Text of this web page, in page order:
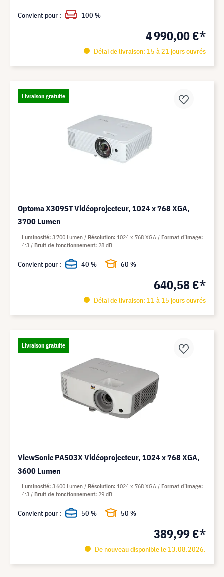
4 990,00 €*
Délai de livraison: 15 à 21 jours ouvrés
Convient pour : 100 %
Livraison gratuite
Optoma X309ST Vidéoprojecteur, 1024 x 768 XGA,
3700 Lumen
640,58 €*
Délai de livraison: 11 à 15 jours ouvrés
Luminosité 3 700 Lumen Résolution 1024 x 768 XGA
Format d’image
4:3
Bruit de fonctionnement 28 dB
Convient pour : 40 % 60 %
Livraison gratuite
ViewSonic PA503X Vidéoprojecteur, 1024 x 768 XGA,
3600 Lumen
389,99 €*
De nouveau disponible le 13.08.2026.
Luminosité 3 600 Lumen Résolution 1024 x 768 XGA
Format d’image
4:3
Bruit de fonctionnement 29 dB
Convient pour : 50 % 50 %